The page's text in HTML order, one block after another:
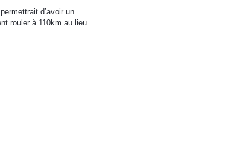
d’avoir un
rouler à 110km au lieu